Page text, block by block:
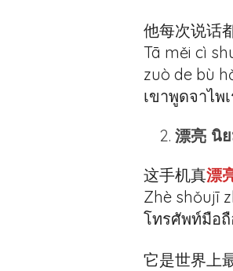
他每次说话
Tā měi cì
zuò de bù
เขาพูดจาไพ
漂亮 นิ
这手机真漂
Zhè shǒujī
โทรศัพท์มือ
它是世界上